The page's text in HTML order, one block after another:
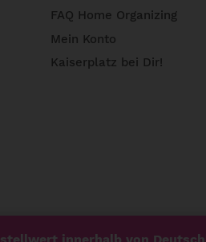
FAQ Home Organizing
Mein Konto
Kaiserplatz bei Dir!
innerhalb von